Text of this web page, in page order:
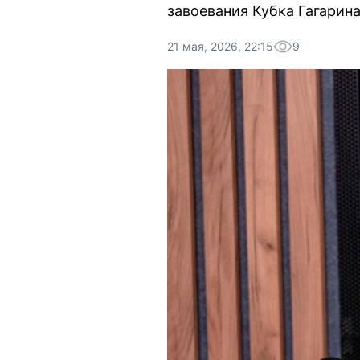
завоевания Кубка
21 мая, 2026, 22:15 9